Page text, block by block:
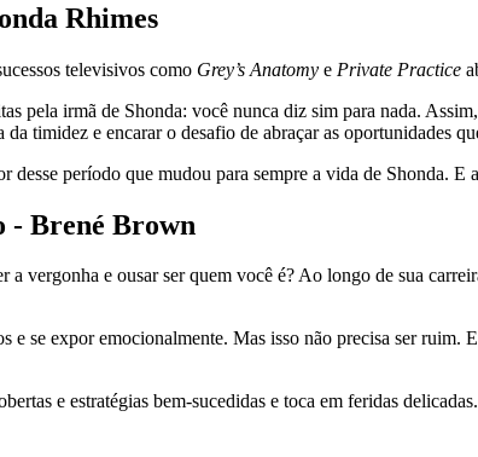
Rhimes
televisivos como Grey’s Anatomy e Private Practice
pela irmã de Shonda: você nunca diz sim para nada.
timidez e encarar o desafio de abraçar as oportunidades
período que mudou para sempre a vida de Shonda.
- Brené Brown
vergonha e ousar ser quem você é? Ao longo de sua
e se expor emocionalmente. Mas isso não precisa ser
e estratégias bem-sucedidas e toca em feridas